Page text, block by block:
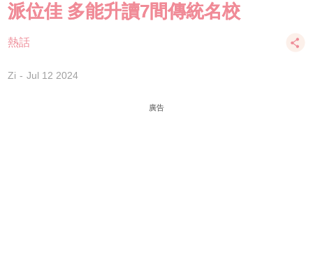
派位佳 多能升讀7間傳統名校
熱話
Zi Jul 12 2024
廣告